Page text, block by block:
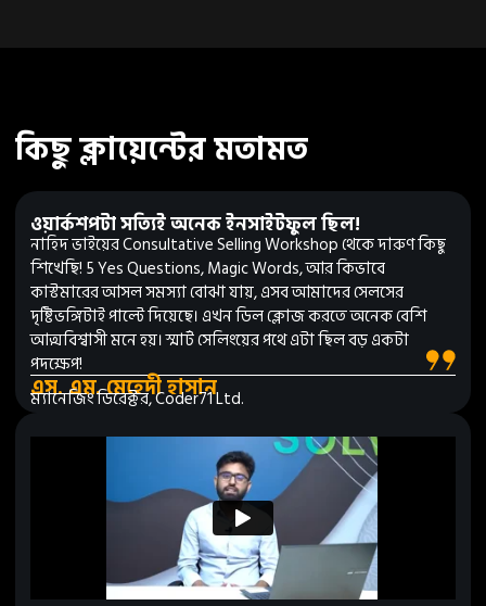
কিছু ক্লায়েন্টের মতামত
ওয়ার্কশপটা সত্যিই অনেক ইনসাইটফুল ছিল!
নাহিদ ভাইয়ের Consultative Selling Workshop থেকে দারুণ কিছু
শিখেছি! 5 Yes Questions, Magic Words, আর কিভাবে
কাস্টমারের আসল সমস্যা বোঝা যায়, এসব আমাদের সেলসের
দৃষ্টিভঙ্গিটাই পাল্টে দিয়েছে। এখন ডিল ক্লোজ করতে অনেক বেশি
আত্মবিশ্বাসী মনে হয়। স্মার্ট সেলিংয়ের পথে এটা ছিল বড় একটা
পদক্ষেপ!
এস. এম. মেহেদী হাসান
ম্যানেজিং ডিরেক্টর, Coder71 Ltd.